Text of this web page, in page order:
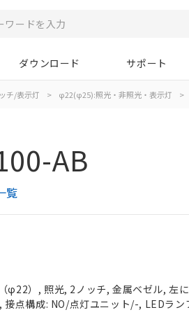
ダウンロード サポート
チ/表示灯 > φ22(φ25):照光・非照光・表示灯 >
AB
覧
φ22）, 照光, 2ノッチ, 金属ベゼル, 左
接点構成: NO/点灯ユニット/-, LEDラ